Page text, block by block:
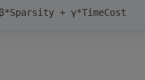
+ γ*TimeCost